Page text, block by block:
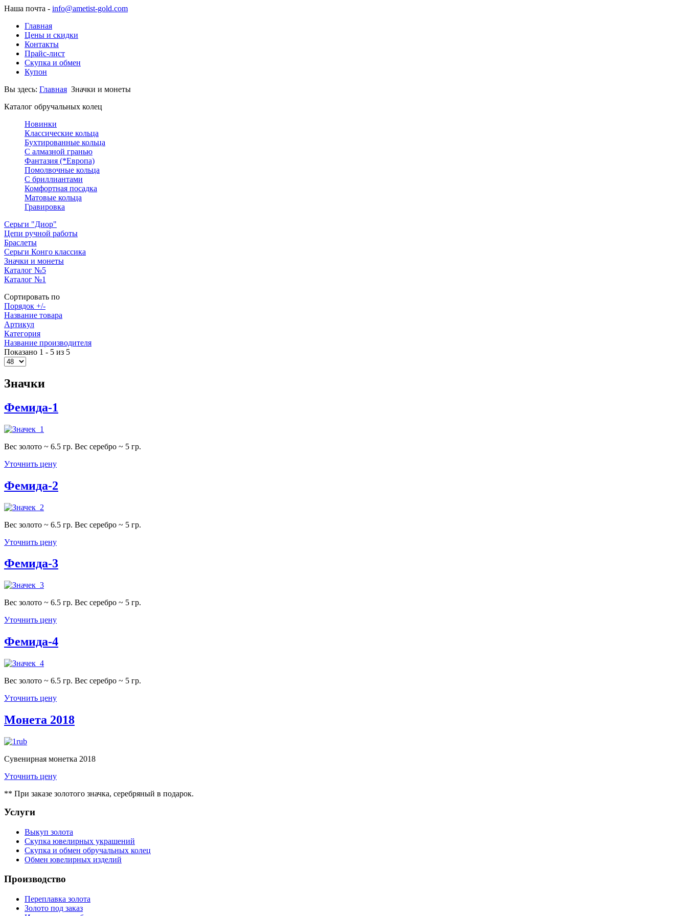
Наша почта - info@ametist-gold.com
Главная
Цены и скидки
Контакты
Прайс-лист
Скупка и обмен
Купон
Вы здесь: Главная Значки и монеты
Каталог обручальных колец
Новинки
Классические кольца
Бухтированные кольца
С алмазной гранью
Фантазия (*Европа)
Помолвочные кольца
С бриллиантами
Комфортная посадка
Матовые кольца
Гравировка
Серьги "Диор"
Цепи ручной работы
Браслеты
Серьги Конго классика
Значки и монеты
Каталог №5
Каталог №1
Сортировать по
Порядок +/-
Название товара
Артикул
Категория
Название производителя
Показано 1 - 5 из 5
Значки
Фемида-1
Вес золото ~ 6.5 гр. Вес серебро ~ 5 гр.
Уточнить цену
Фемида-2
Вес золото ~ 6.5 гр. Вес серебро ~ 5 гр.
Уточнить цену
Фемида-3
Вес золото ~ 6.5 гр. Вес серебро ~ 5 гр.
Уточнить цену
Фемида-4
Вес золото ~ 6.5 гр. Вес серебро ~ 5 гр.
Уточнить цену
Монета 2018
Сувенирная монетка 2018
Уточнить цену
** При заказе золотого значка, серебряный в подарок.
Услуги
Выкуп золота
Скупка ювелирных украшений
Скупка и обмен обручальных колец
Обмен ювелирных изделий
Производство
Переплавка золота
Золото под заказ